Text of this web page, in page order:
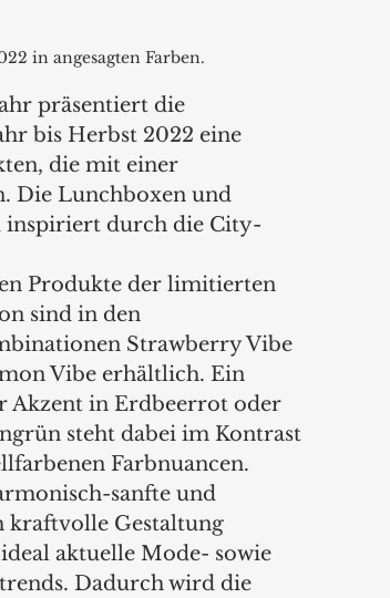
in angesagten Farben.
präsentiert die
bis Herbst 2022 eine
die mit einer
Die Lunchboxen und
inspiriert durch die City-
Produkte der limitierten
sind in den
Strawberry Vibe
Vibe erhältlich. Ein
Akzent in Erdbeerrot oder
steht dabei im Kontrast
Farbnuancen.
sanfte und
kraftvolle Gestaltung
aktuelle Mode- sowie
Dadurch wird die